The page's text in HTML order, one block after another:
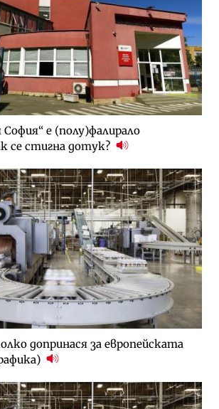
София“ e (полу)фалирало
се стигна дотук?
допринася за европейската